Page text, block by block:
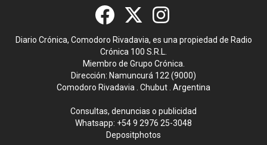
Diario Crónica, Comodoro Rivadavia, es una propiedad de Radio
Crónica 100 S.R.L.
Miembro de Grupo Crónica.
Dirección: Namuncurá 122 (9000)
Comodoro Rivadavia . Chubut . Argentina
Consultas, denuncias o publicidad
Whatsapp: +54 9 2976 25-3048
Depositphotos